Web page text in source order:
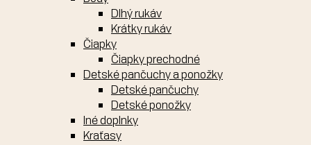
Dlhý rukáv
Krátky rukáv
Čiapky
Čiapky prechodné
Detské pančuchy a ponožky
Detské pančuchy
Detské ponožky
Iné doplnky
Kraťasy